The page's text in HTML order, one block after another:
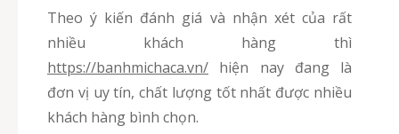
Theo ý kiến đánh giá và nhận xét của rất
nhiều khách hàng thì
https://banhmichaca.vn/ hiện nay đang là
đơn vị uy tín, chất lượng tốt nhất được nhiều
khách hàng bình chọn.